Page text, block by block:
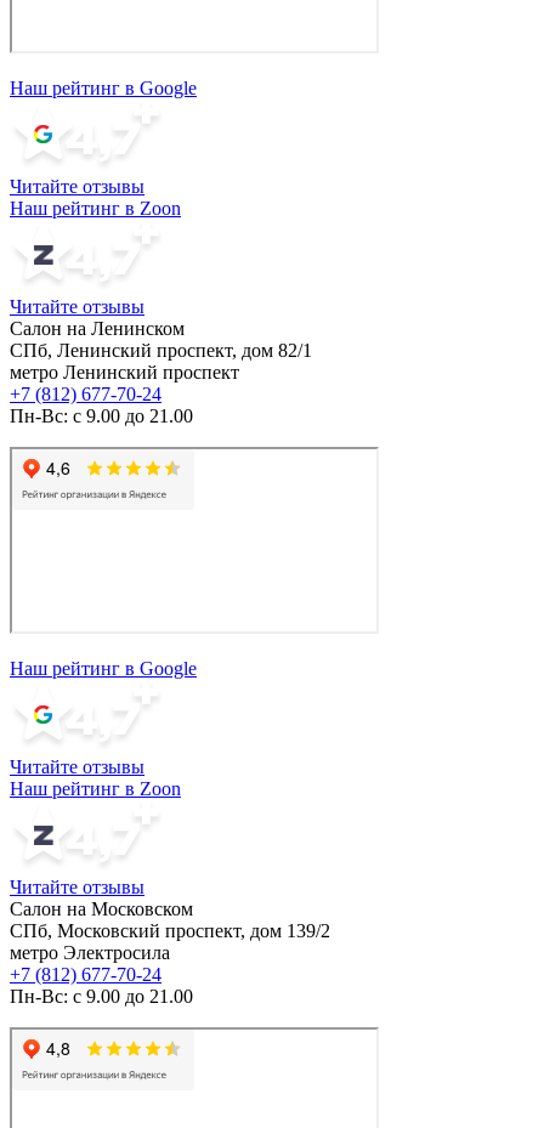
Наш рейтинг в Google
Читайте отзывы
Наш рейтинг в Zoon
Читайте отзывы
Салон на Ленинском
СПб, Ленинский проспект, дом 82/1
метро Ленинский проспект
+7 (812) 677-70-24
Пн-Вс: с 9.00 до 21.00
Наш рейтинг в Google
Читайте отзывы
Наш рейтинг в Zoon
Читайте отзывы
Салон на Московском
СПб, Московский проспект, дом 139/2
метро Электросила
+7 (812) 677-70-24
Пн-Вс: с 9.00 до 21.00